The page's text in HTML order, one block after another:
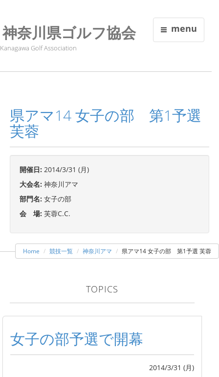
menu
神奈川県ゴルフ協会
Kanagawa Golf Association
県アマ14 女子の部 第1予選
芙蓉
開催日: 2014/3/31 (月)
大会名: 神奈川アマ
部門名: 女子の部
会 場: 芙蓉C.C.
Home 競技一覧 神奈川アマ 県アマ14 女子の部 第1予選 芙蓉
TOPICS
女子の部予選で開幕
2014/3/31 (月)